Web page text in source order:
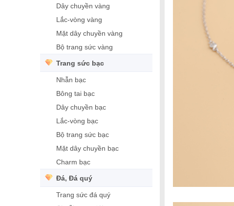
Dây chuyền vàng
Lắc-vòng vàng
Mặt dây chuyền vàng
Bộ trang sức vàng
Trang sức bạc
Nhẫn bạc
Bông tai bạc
Dây chuyền bạc
Lắc-vòng bạc
Bộ trang sức bạc
Mặt dây chuyền bạc
Charm bạc
Đá, Đá quý
Trang sức đá quý